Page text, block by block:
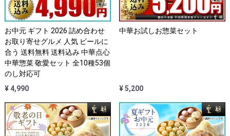
お中元 ギフト 2026 詰め合わせ
お取り寄せグルメ 人気 ビールに
合う 送料無料 送料込み 中華点心
中華惣菜 敬愛セット 全10種53個
のし対応可
¥ 4,990
中華お試しお惣菜セット
¥ 5,200